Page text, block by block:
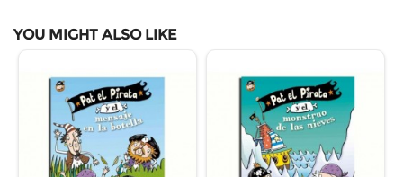
YOU MIGHT ALSO LIKE